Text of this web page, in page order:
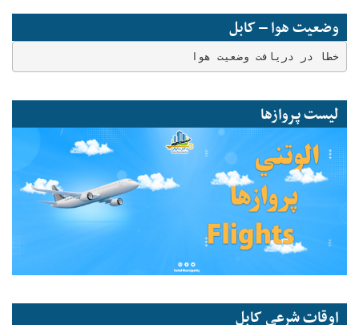
وضعیت هوا – کابل
خطا در دریافت وضعیت هوا
لیست پروازها
اوقات شرعی کابل